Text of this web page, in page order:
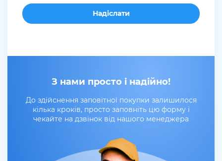
З нами просто і надійно!
До здійснення заповітної покупки залишилося
кілька кроків, просто заповніть цю форму і
чекайте на дзвінок від нашого менеджера